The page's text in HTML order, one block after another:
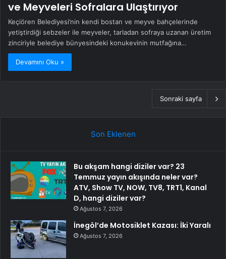
ve Meyveleri Sofralara Ulaştırıyor
Keçiören Belediyesi’nin kendi bostan ve meyve bahçelerinde
yetiştirdiği sebzeler ile meyveler, tarladan sofraya uzanan üretim
zinciriyle belediye bünyesindeki konukevinin mutfağına…
Devamını Oku »
Sonraki sayfa
Son Eklenen
Bu akşam hangi diziler var? 23
Temmuz yayın akışında neler var?
ATV, Show TV, NOW, TV8, TRT1, Kanal
D, hangi diziler var?
Ağustos 7, 2026
İnegöl’de Motosiklet Kazası: İki Yaralı
Ağustos 7, 2026